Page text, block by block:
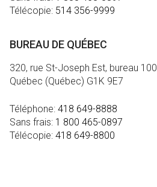
Télécopie: 514 356-9999
BUREAU DE QUÉBEC
320, rue St-Joseph Est, bureau 100
Québec (Québec) G1K 9E7
Téléphone: 418 649-8888
Sans frais: 1 800 465-0897
Télécopie: 418 649-8800